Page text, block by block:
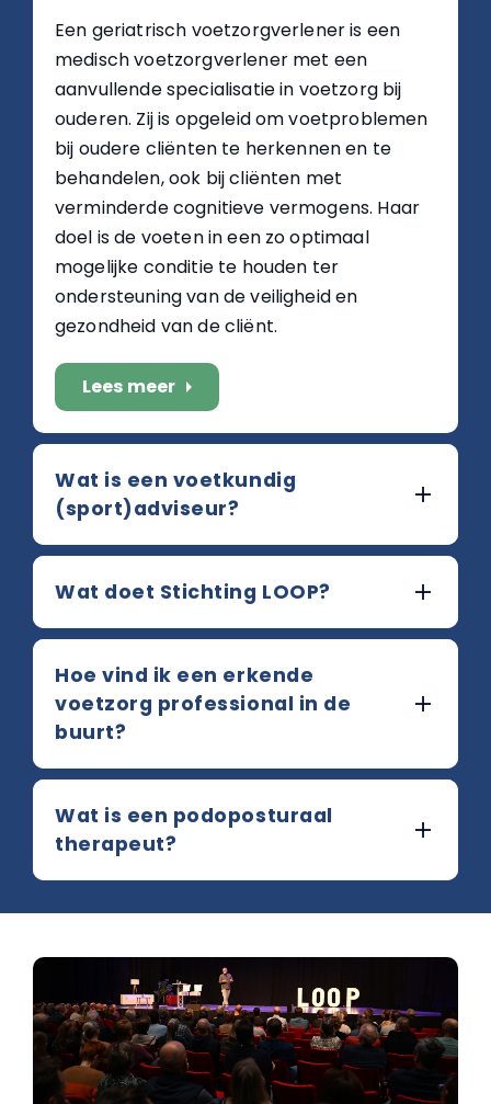
Een geriatrisch voetzorgverlener is een
medisch voetzorgverlener met een
aanvullende specialisatie in voetzorg bij
ouderen. Zij is opgeleid om voetproblemen
bij oudere cliënten te herkennen en te
behandelen, ook bij cliënten met
verminderde cognitieve vermogens. Haar
doel is de voeten in een zo optimaal
mogelijke conditie te houden ter
ondersteuning van de veiligheid en
gezondheid van de cliënt.
Lees meer arrow_right
Wat is een voetkundig
(sport)adviseur?
Wat doet Stichting LOOP?
Hoe vind ik een erkende
voetzorg professional in de
buurt?
Wat is een podoposturaal
therapeut?